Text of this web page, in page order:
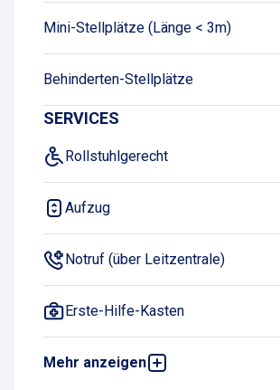
Mini-Stellplätze (Länge < 3m)
Behinderten-Stellplätze
SERVICES
Rollstuhlgerecht
Aufzug
Notruf (über Leitzentrale)
Erste-Hilfe-Kasten
Mehr anzeigen
Behindertentoiletten